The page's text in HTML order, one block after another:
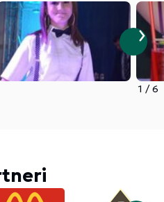
1 /6